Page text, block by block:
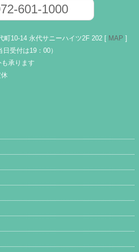
601-1000
町10-14 永代サニーハイツ2F 202 [ MAP ]
受付は19：00）
承ります